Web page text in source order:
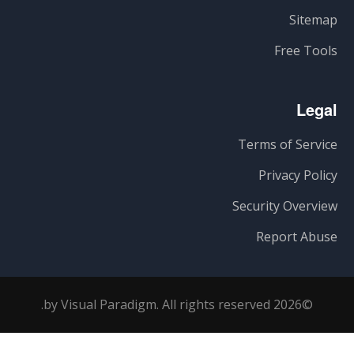
Sitemap
Free Tools
Legal
Terms of Service
Privacy Policy
Security Overview
Report Abuse
©2026 by Visual Paradigm. All rights reserved.